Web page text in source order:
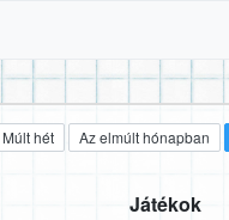
Múlt hét Az elmúlt hónapban
Játékok